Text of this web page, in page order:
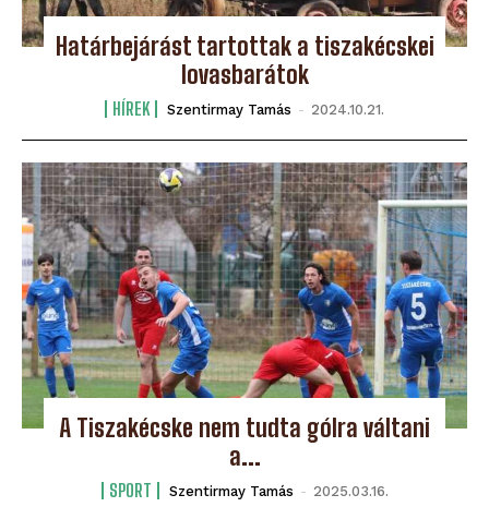
Határbejárást tartottak a tiszakécskei
lovasbarátok
HÍREK Szentirmay Tamás - 2024.10.21.
A Tiszakécske nem tudta gólra váltani
a...
SPORT Szentirmay Tamás - 2025.03.16.